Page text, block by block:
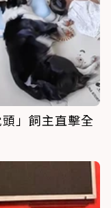
」飼主直擊全